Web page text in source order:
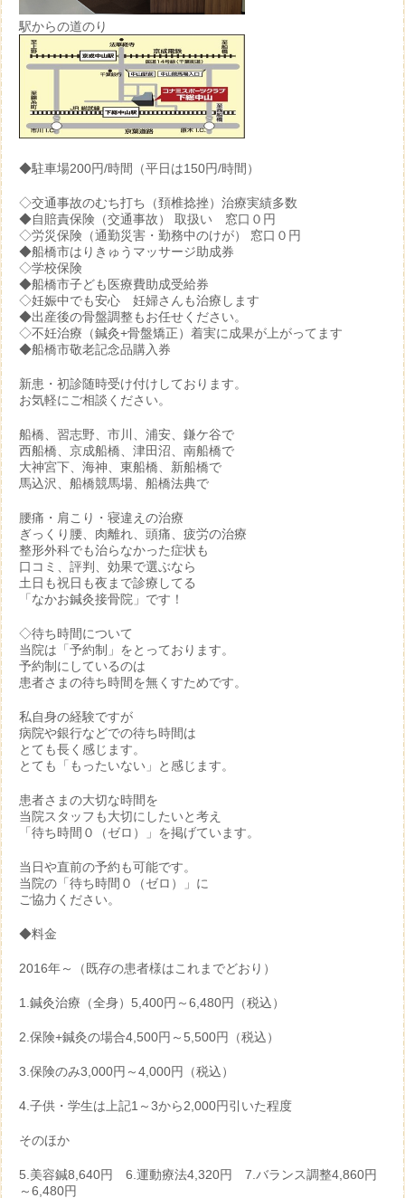
駅からの道のり
◆駐車場200円/時間（平日は150円/時間）
◇交通事故のむち打ち（頚椎捻挫）治療実績多数
◆自賠責保険（交通事故） 取扱い 窓口０円
◇労災保険（通勤災害・勤務中のけが） 窓口０円
◆船橋市はりきゅうマッサージ助成券
◇学校保険
◆船橋市子ども医療費助成受給券
◇妊娠中でも安心 妊婦さんも治療します
◆出産後の骨盤調整もお任せください。
◇不妊治療（鍼灸+骨盤矯正）着実に成果が上がってます
◆船橋市敬老記念品購入券
新患・初診随時受け付けしております。
お気軽にご相談ください。
船橋、習志野、市川、浦安、鎌ケ谷で
西船橋、京成船橋、津田沼、南船橋で
大神宮下、海神、東船橋、新船橋で
馬込沢、船橋競馬場、船橋法典で
腰痛・肩こり・寝違えの治療
ぎっくり腰、肉離れ、頭痛、疲労の治療
整形外科でも治らなかった症状も
口コミ、評判、効果で選ぶなら
土日も祝日も夜まで診療してる
「なかお鍼灸接骨院」です！
◇待ち時間について
当院は「予約制」をとっております。
予約制にしているのは
患者さまの待ち時間を無くすためです。
私自身の経験ですが
病院や銀行などでの待ち時間は
とても長く感じます。
とても「もったいない」と感じます。
患者さまの大切な時間を
当院スタッフも大切にしたいと考え
「待ち時間０（ゼロ）」を掲げています。
当日や直前の予約も可能です。
当院の「待ち時間０（ゼロ）」に
ご協力ください。
◆料金
2016年～（既存の患者様はこれまでどおり）
1.鍼灸治療（全身）5,400円～6,480円（税込）
2.保険+鍼灸の場合4,500円～5,500円（税込）
3.保険のみ3,000円～4,000円（税込）
4.子供・学生は上記1～3から2,000円引いた程度
そのほか
5.美容鍼8,640円 6.運動療法4,320円 7.バランス調整4,860円
～6,480円